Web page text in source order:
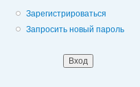
Зарегистрироваться
Запросить новый пароль